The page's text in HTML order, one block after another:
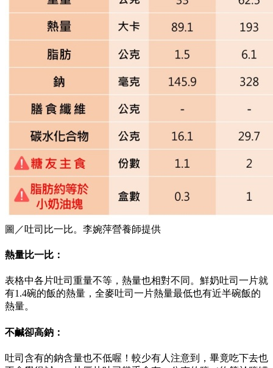
圖／吐司比一比。李婉萍營養師提供
熱量比一比：
表格中各片吐司重量不等，熱量也相對不同。鮮奶吐司一片就
有1.4碗的飯的熱量，全麥吐司一片熱量最低也有近半碗飯的
熱量。
不鹹卻高鈉：
吐司含有的鈉含量也不低喔！較少有人注意到，畢竟吃下去也